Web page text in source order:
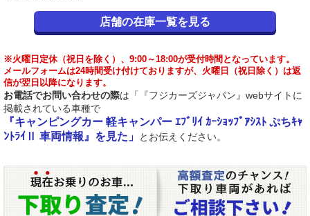
店舗の在庫一覧を見る
※火曜日定休（祝日を除く）、9:00～18:00が受付時間となっています。
メールフォームは24時間受け付けておりますが、火曜日（祝日除く）は返
信が翌日以降になります。
お電話でお問い合わせの際は「『フジカーズジャパン』webサイトに
掲載されている車種で
『キャンピングカー 軽キャンパー ｴﾌﾞﾘｲ ｶｰｼｮｯﾌﾟｱｼｽﾄ ぷちｷｬ
ﾝﾄﾗｲⅡ 車両情報』を見た」
とお伝えください。